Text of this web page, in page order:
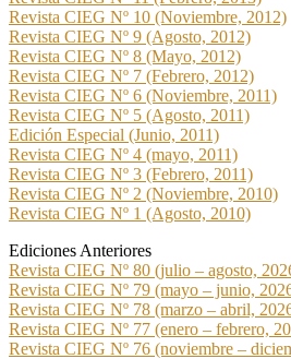
Revista CIEG Nº 1 (Agosto, 2010)
Revista CIEG Nº 2 (Noviembre, 2010)
Revista CIEG Nº 3 (Febrero, 2011)
Revista CIEG Nº 4 (mayo, 2011)
Edición Especial (Junio, 2011)
Revista CIEG Nº 5 (Agosto, 2011)
Revista CIEG Nº 6 (Noviembre, 2011)
Revista CIEG Nº 7 (Febrero, 2012)
Revista CIEG Nº 8 (Mayo, 2012)
Revista CIEG Nº 9 (Agosto, 2012)
Revista CIEG Nº 10 (Noviembre, 2012)
Ediciones Anteriores
Revista CIEG Nº 80 (julio – agosto,
Revista CIEG Nº 79 (mayo – junio,
Revista CIEG Nº 78 (marzo – abril,
Revista CIEG Nº 77 (enero – febrero,
Revista CIEG Nº 76 (noviembre –